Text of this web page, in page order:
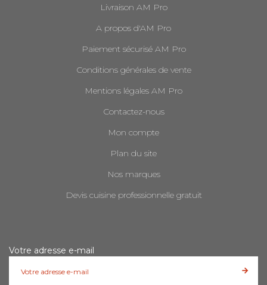
Livraison AM Pro
A propos d'AM Pro
Paiement sécurisé AM Pro
Conditions générales de vente
Mentions légales AM Pro
Contactez-nous
Mon compte
Plan du site
Nos marques
Devis cuisine professionnelle gratuit
Votre adresse e-mail